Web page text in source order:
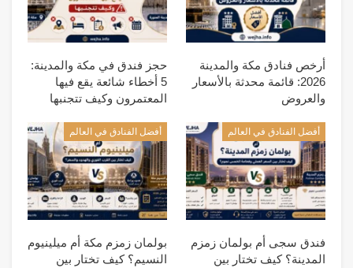
أرخص فنادق مكة والمدينة
2026: قائمة محدثة بالأسعار
والعروض
حجز فندق في مكة والمدينة:
5 أخطاء شائعة يقع فيها
المعتمرون وكيف تتجنبها
أفضل الفنادق في العالم
فندق سجى أم بولمان زمزم
المدينة؟ كيف تختار بين
أفضل الفنادق في العالم
بولمان زمزم مكة أم ميلينيوم
النسيم؟ كيف تختار بين